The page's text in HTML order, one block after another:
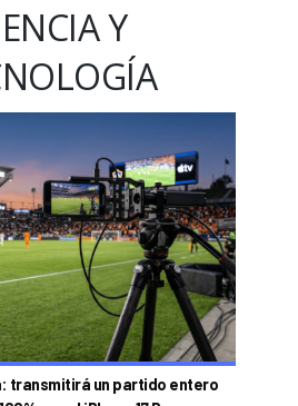
Y
transmitirá un partido entero